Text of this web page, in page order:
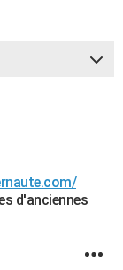
d'anciennes